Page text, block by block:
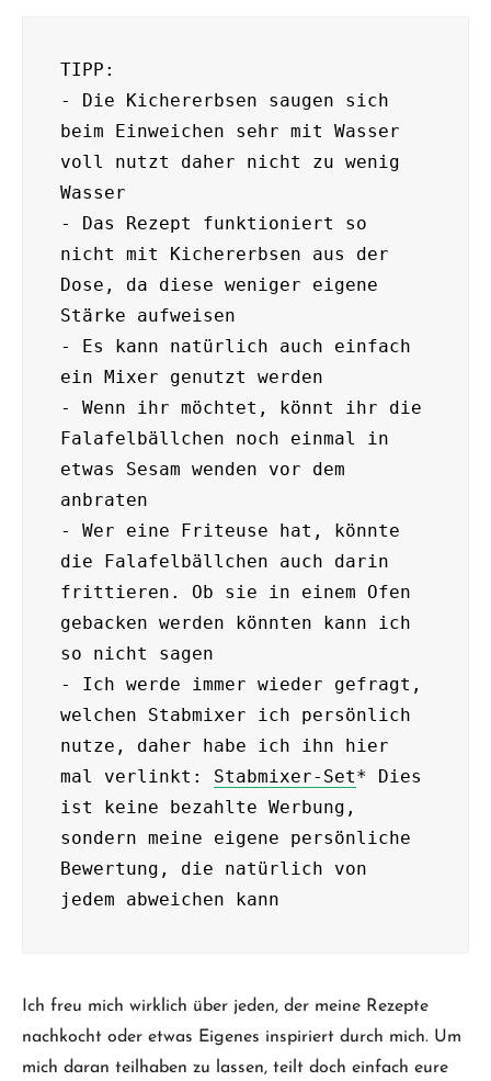
TIPP:
- Die Kichererbsen saugen sich
beim Einweichen sehr mit Wasser
voll nutzt daher nicht zu wenig
Wasser
- Das Rezept funktioniert so
nicht mit Kichererbsen aus der
Dose, da diese weniger eigene
Stärke aufweisen
- Es kann natürlich auch einfach
ein Mixer genutzt werden
- Wenn ihr möchtet, könnt ihr die
Falafelbällchen noch einmal in
etwas Sesam wenden vor dem
anbraten
- Wer eine Friteuse hat, könnte
die Falafelbällchen auch darin
frittieren. Ob sie in einem Ofen
gebacken werden könnten kann ich
so nicht sagen
- Ich werde immer wieder gefragt,
welchen Stabmixer ich persönlich
nutze, daher habe ich ihn hier
mal verlinkt: Stabmixer-Set* Dies
ist keine bezahlte Werbung,
sondern meine eigene persönliche
Bewertung, die natürlich von
Ich freu mich wirklich über jeden, der meine Rezepte
nachkocht oder etwas Eigenes inspiriert durch mich. Um
mich daran teilhaben zu lassen, teilt doch einfach eure